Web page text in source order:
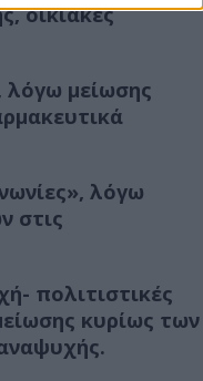
οικιακές
λόγω μείωσης
λόγω
στις
πολιτιστικές
κυρίως των